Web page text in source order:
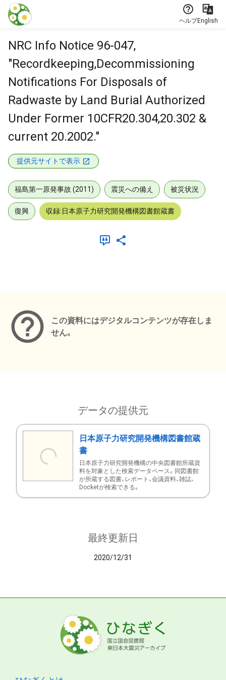
本文に飛ぶ
ヘルプEnglish
NRC Info Notice 96-047,
"Recordkeeping,Decommissioning
Notifications For Disposals of
Radwaste by Land Burial Authorized
Under Former 10CFR20.304,20.302 &
current 20.2002."
提供元サイトで表示
福島第一原発事故 (2011) 震災への備え 被災状況
復興 収録:日本原子力研究開発機構図書館蔵書
この資料にはデジタルコンテンツが存在しま
せん。
データの提供元
日本原子力研究開発機構図書館蔵
書
日本原子力研究開発機構の中央図書館所蔵資
料を対象とした検索データベース。同図書館
が所蔵する図書、レポート、会議資料、雑誌、
Docketが検索できる。
最終更新日
2020/12/31